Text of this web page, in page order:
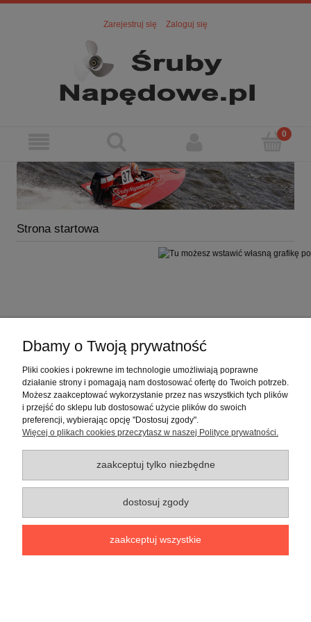
Zarejestruj się Zaloguj się
Strona startowa
Warunki zakupów
Moje konto
Dbamy o Twoją prywatność
Pliki cookies i pokrewne im technologie umożliwiają poprawne
działanie strony i pomagają nam dostosować ofertę do Twoich potrzeb.
Możesz zaakceptować wykorzystanie przez nas wszystkich tych plików
i przejść do sklepu lub dostosować użycie plików do swoich
preferencji, wybierając opcję "Dostosuj zgody".
Więcej o plikach cookies przeczytasz w naszej Polityce prywatności.
zaakceptuj tylko niezbędne
dostosuj zgody
zaakceptuj wszystkie